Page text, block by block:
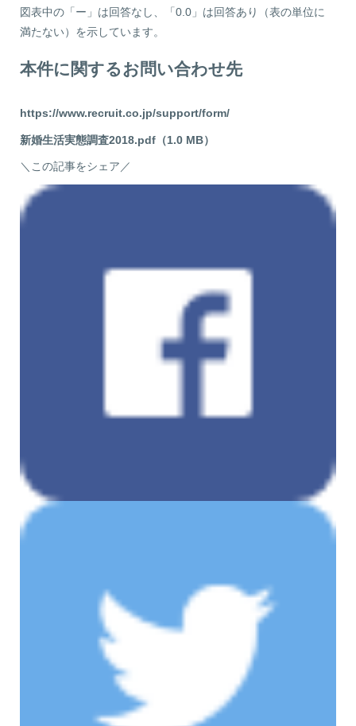
図表中の「ー」は回答なし、「0.0」は回答あり（表の単位に
満たない）を示しています。
本件に関するお問い合わせ先
https://www.recruit.co.jp/support/form/
新婚生活実態調査2018.pdf（1.0 MB）
＼この記事をシェア／